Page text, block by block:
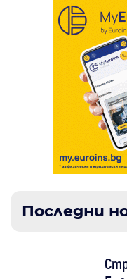
Последни